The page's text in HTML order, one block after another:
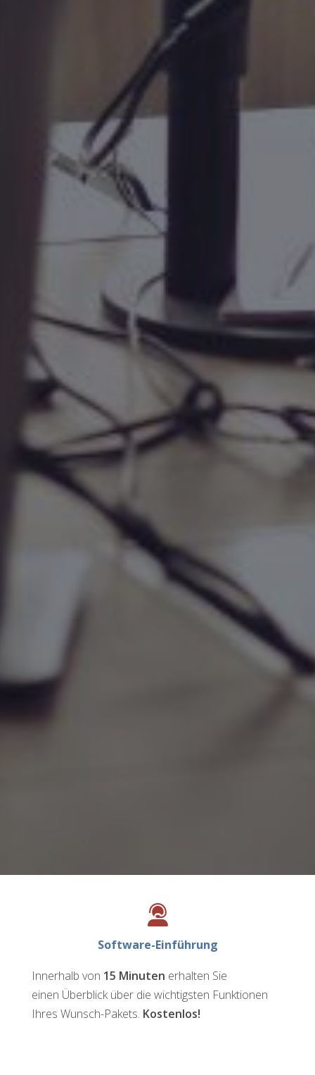
Software-Einführung
Innerhalb von 15 Minuten erhalten Sie
einen Überblick über die wichtigsten Funktionen
Ihres Wunsch-Pakets. Kostenlos!